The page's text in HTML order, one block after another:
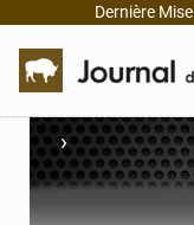
Dernière
›